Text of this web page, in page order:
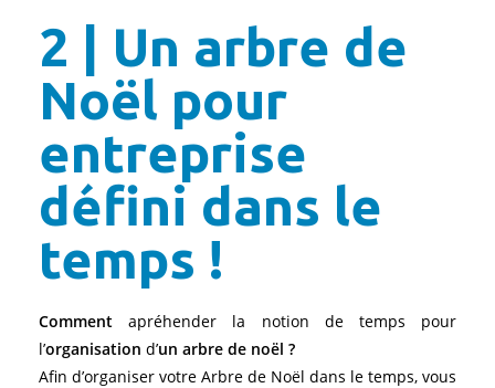
2 | Un arbre de
Noël pour
entreprise
défini dans le
temps !
Comment apréhender la notion de temps pour
l’organisation d’un arbre de noël ?
Afin d’organiser votre Arbre de Noël dans le temps, vous